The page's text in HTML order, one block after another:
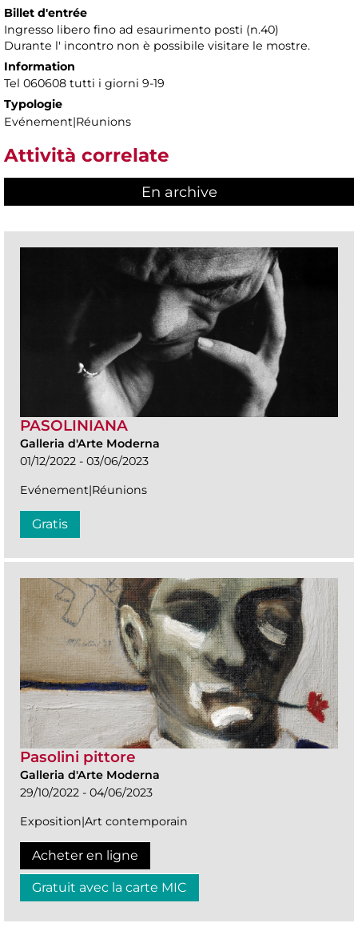
Billet d'entrée
Ingresso libero fino ad esaurimento posti (n.40)
Durante l' incontro non è possibile visitare le mostre.
Information
Tel 060608 tutti i giorni 9-19
Typologie
Evénement|Réunions
Attività correlate
En archive
PASOLINIANA
Galleria d'Arte Moderna
01/12/2022 - 03/06/2023
Evénement|Réunions
Gratis
Pasolini pittore
Galleria d'Arte Moderna
29/10/2022 - 04/06/2023
Exposition|Art contemporain
Acheter en ligne
Gratuit avec la carte MIC